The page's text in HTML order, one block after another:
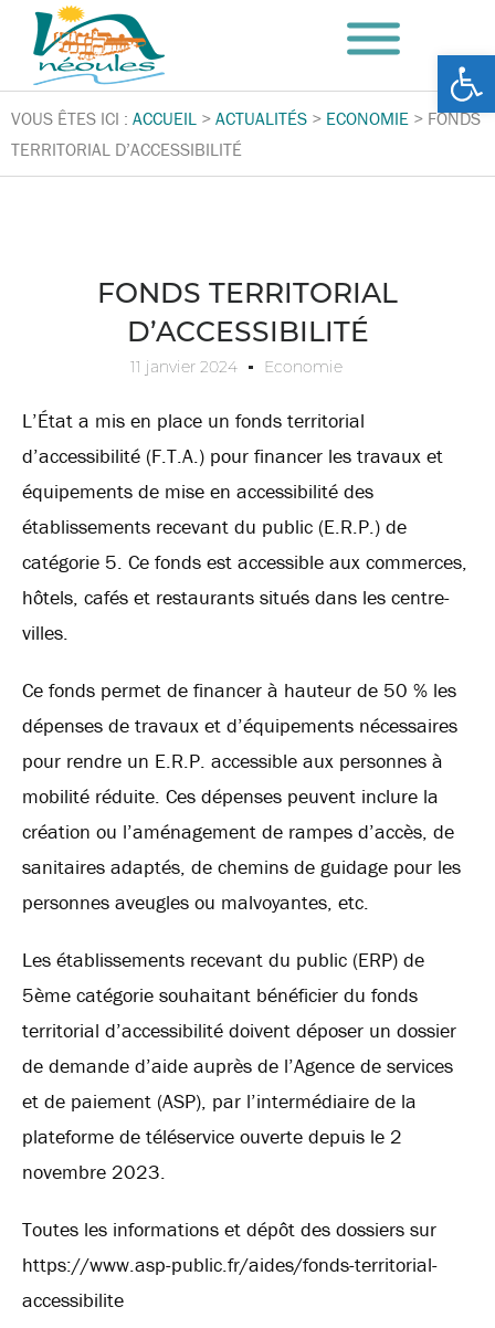
VOUS ÊTES ICI : ACCUEIL > ACTUALITÉS > ECONOMIE > FONDS
TERRITORIAL D’ACCESSIBILITÉ
FONDS TERRITORIAL
D’ACCESSIBILITÉ
11 janvier 2024 Economie
L’État a mis en place un fonds territorial
d’accessibilité (F.T.A.) pour financer les travaux et
équipements de mise en accessibilité des
établissements recevant du public (E.R.P.) de
catégorie 5. Ce fonds est accessible aux commerces,
hôtels, cafés et restaurants situés dans les centre-
villes.
Ce fonds permet de financer à hauteur de 50 % les
dépenses de travaux et d’équipements nécessaires
pour rendre un E.R.P. accessible aux personnes à
mobilité réduite. Ces dépenses peuvent inclure la
création ou l’aménagement de rampes d’accès, de
sanitaires adaptés, de chemins de guidage pour les
personnes aveugles ou malvoyantes, etc.
Les établissements recevant du public (ERP) de
5ème catégorie souhaitant bénéficier du fonds
territorial d’accessibilité doivent déposer un dossier
de demande d’aide auprès de l’Agence de services
et de paiement (ASP), par l’intermédiaire de la
plateforme de téléservice ouverte depuis le 2
novembre 2023.
Toutes les informations et dépôt des dossiers sur
https://www.asp-public.fr/aides/fonds-territorial-
accessibilite